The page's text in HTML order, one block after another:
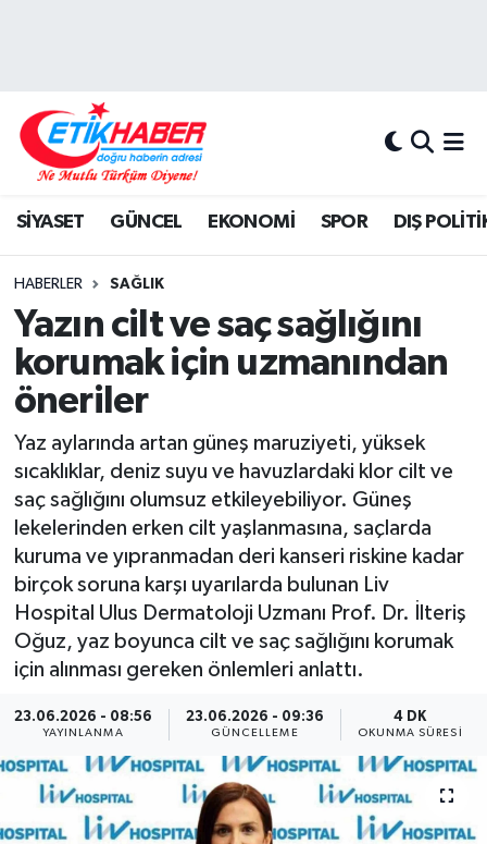
SİYASET GÜNCEL EKONOMİ SPOR DIŞ
HABERLER SAĞLIK
Yazın cilt ve saç sağlığını
korumak için uzmanından
öneriler
Yaz aylarında artan güneş maruziyeti, yüksek
sıcaklıklar, deniz suyu ve havuzlardaki klor cilt ve
saç sağlığını olumsuz etkileyebiliyor. Güneş
lekelerinden erken cilt yaşlanmasına, saçlarda
kuruma ve yıpranmadan deri kanseri riskine kadar
birçok soruna karşı uyarılarda bulunan Liv
Hospital Ulus Dermatoloji Uzmanı Prof. Dr. İlteriş
Oğuz, yaz boyunca cilt ve saç sağlığını korumak
için alınması gereken önlemleri anlattı.
23.06.2026 - 08:56
YAYINLANMA
23.06.2026 - 09:36
GÜNCELLEME
4 DK
OKUNMA SÜRESI
DIŞ POLİTİKA
EKONOMİ
KÖŞE YAZILARI
KÜLTÜR-SANAT-MAGAZİN
MEDYA
ÖZEL HABER
RÖPORTAJLAR
SAĞLIK
SPOR
Hava Durumu
Süper Lig Puan Durumu ve Fikstür
Tüm Manşetler
Son Dakika Haberleri
Haber Arşivi